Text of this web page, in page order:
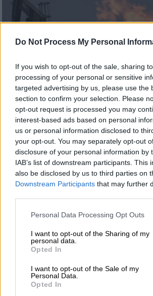
Do Not Process My Personal
If you wish to opt-out of the sale, sharing
processing of your personal or sensitive
targeted advertising by us, please use the
section to confirm your selection. Please
opt-out request is processed you may
interest-based ads based on personal
us or personal information disclosed to
your opt-out. You may separately opt-out
disclosure of your personal information by
IAB’s list of downstream participants. This
also be disclosed by us to third parties on
Downstream Participants that may further
Please note that this website/app uses one
not limited to your visit or usage behaviour.
grant or deny consent to Google and its
use your data for below specified purposes
consent section.
Personal Data Processing Opt Outs
I want to opt-out of the Sharing of my
personal data.
Opted In
I want to opt-out of the Sale of my
Personal Data.
Opted In
Πετρέλαιο (AP Photo/Matthew Brown)
Προσθέστε το ΕΘΝΟΣ
Η τιμή του βαρελιού του
Θάλασσας αυξανόταν κατά 5%
συναλλαγές στηνΑσίαπριν
μετά τις ειδήσεις για
ενεργειακές υποδομές στο
Κατάρ, που εντείνουν την
αέριο.
ΔΙΑΒΑΣΤΕ ΕΠΙΣΗΣ
Κόσμος|19.03.2026 06:28